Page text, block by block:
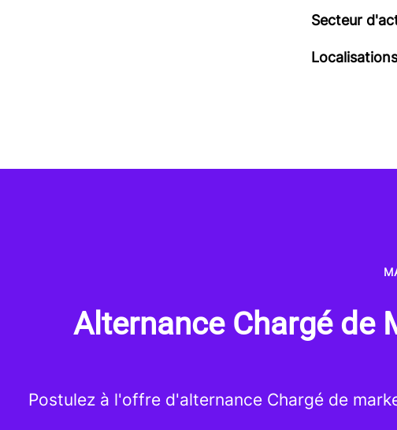
Secteur
Localisations
Alternance Chargé de
Postulez à l'offre d'alternance Chargé de